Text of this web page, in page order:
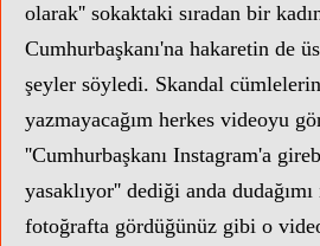
olarak'' sokaktaki sıradan bir
Cumhurbaşkanı'na hakaretin de
şeyler söyledi. Skandal
yazmayacağım herkes videoyu
''Cumhurbaşkanı Instagram'a
yasaklıyor'' dediği anda dudağımı
fotoğrafta gördüğünüz gibi o